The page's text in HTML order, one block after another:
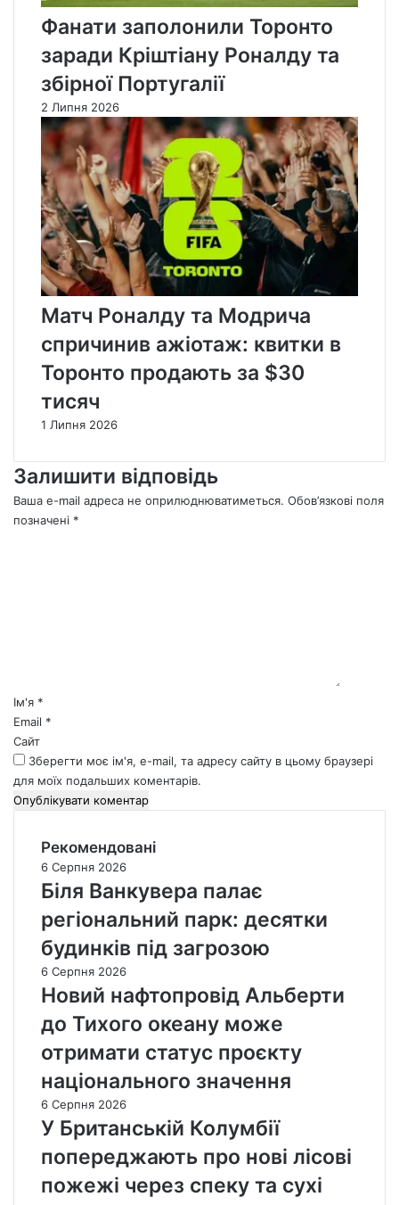
Фанати заполонили Торонто
заради Кріштіану Роналду та
збірної Португалії
2 Липня 2026
Матч Роналду та Модрича
спричинив ажіотаж: квитки в
Торонто продають за $30
тисяч
1 Липня 2026
Залишити відповідь
Ваша e-mail адреса не оприлюднюватиметься. Обов’язкові поля
позначені *
*Ім'я *
Email *
Сайт
Зберегти моє ім'я, e-mail, та адресу сайту в цьому браузері
для моїх подальших коментарів.
Рекомендовані
6 Серпня 2026
Біля Ванкувера палає
регіональний парк: десятки
будинків під загрозою
6 Серпня 2026
Новий нафтопровід Альберти
до Тихого океану може
отримати статус проєкту
національного значення
6 Серпня 2026
У Британській Колумбії
попереджають про нові лісові
пожежі через спеку та сухі